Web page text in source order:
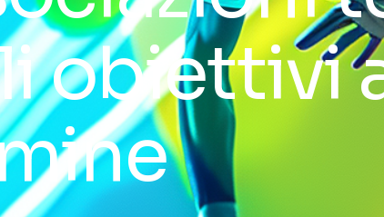
obiettivi